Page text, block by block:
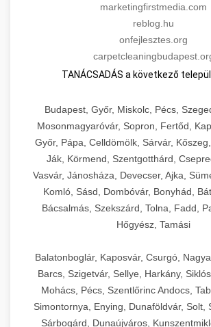
marketingfirstmedia.com
reblog.hu
onfejlesztes.org
TANÁCSADÁS a következő
Budapest, Győr, Miskolc, Pécs,
Mosonmagyaróvár, Sopron, Fertőd,
Győr, Pápa, Celldömölk, Sárvár,
Ják, Körmend, Szentgotthárd,
Vasvár, Jánosháza, Devecser, Ajka,
Komló, Sásd, Dombóvár, Bonyhád,
Bácsalmás, Szekszárd, Tolna, Fadd,
Hőgyész, Tamási
Balatonboglár, Kaposvár, Csurgó,
Barcs, Szigetvár, Sellye, Harkány,
Mohács, Pécs, Szentlőrinc Andocs,
Simontornya, Enying, Dunaföldvár, Solt,
Sárbogárd, Dunaújváros,